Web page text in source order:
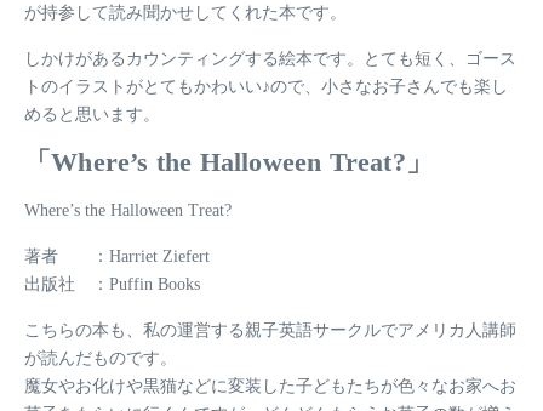
が持参して読み聞かせしてくれた本です。
しかけがあるカウンティングする絵本です。とても短く、ゴース
トのイラストがとてもかわいい♪ので、小さなお子さんでも楽し
めると思います。
「Where’s the Halloween Treat?」
Where’s the Halloween Treat?
著者 ：Harriet Ziefert
出版社 ：Puffin Books
こちらの本も、私の運営する親子英語サークルでアメリカ人講師
が読んだものです。
魔女やお化けや黒猫などに変装した子どもたちが色々なお家へお